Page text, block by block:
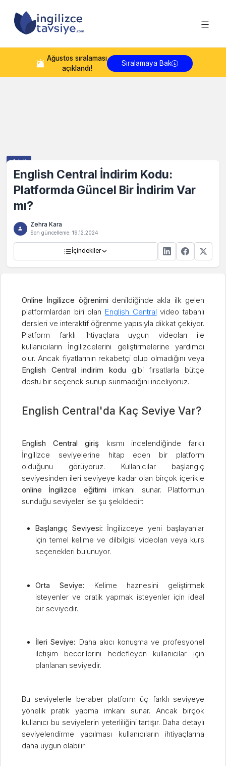
Ağustos sıralaması
açıklandı!
Sıralamaya Bak
Adult
English Central İndirim Kodu:
Platformda Güncel Bir İndirim Var
mı?
Zehra Kara
Son güncelleme:19.12.2024
İçindekiler
Online İngilizce öğrenimi denildiğinde akla ilk gelen
platformlardan biri olan English Central video tabanlı
dersleri ve interaktif öğrenme yapısıyla dikkat çekiyor.
Platform farklı ihtiyaçlara uygun videoları ile
kullanıcıların İngilizcelerini geliştirmelerine yardımcı
olur. Ancak fiyatlarının rekabetçi olup olmadığını veya
English Central indirim kodu gibi fırsatlarla bütçe
dostu bir seçenek sunup sunmadığını inceliyoruz.
English Central'da Kaç Seviye Var?
English Central giriş kısmı incelendiğinde farklı
İngilizce seviyelerine hitap eden bir platform
olduğunu görüyoruz. Kullanıcılar başlangıç
seviyesinden ileri seviyeye kadar olan birçok içerikle
online İngilizce eğitimi imkanı sunar. Platformun
sunduğu seviyeler ise şu şekildedir:
Başlangıç Seviyesi: İngilizceye yeni başlayanlar
için temel kelime ve dilbilgisi videoları veya kurs
seçenekleri bulunuyor.
Orta Seviye: Kelime haznesini geliştirmek
isteyenler ve pratik yapmak isteyenler için ideal
bir seviyedir.
İleri Seviye: Daha akıcı konuşma ve profesyonel
iletişim becerilerini hedefleyen kullanıcılar için
planlanan seviyedir.
Bu seviyelerle beraber platform üç farklı seviyeye
yönelik pratik yapma imkanı sunar. Ancak birçok
kullanıcı bu seviyelerin yeterliliğini tartışır. Daha detaylı
seviyelendirme yapılması kullanıcıların ihtiyaçlarına
daha uygun olabilir.